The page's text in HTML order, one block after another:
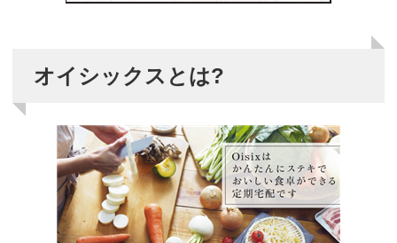
オイシックスとは?